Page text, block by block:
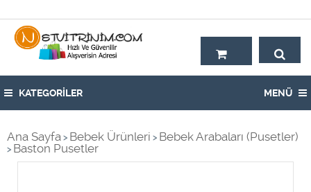
KATEGORİLER MENÜ
Ana Sayfa > Bebek Ürünleri > Bebek Arabaları (Pusetler)
> Baston Pusetler